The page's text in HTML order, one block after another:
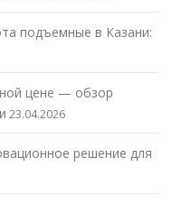
подъемные в Казани:
цене — обзор
23.04.2026
решение для